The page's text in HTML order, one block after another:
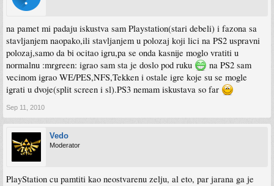
na pamet mi padaju iskustva sam Playstation(stari debeli) i fazona sa
stavljanjem naopako,ili stavljanjem u polozaj koji lici na PS2 uspravni
polozaj,samo da bi ocitao igru,pa se onda kasnije moglo vratiti u
normalnu :mrgreen: igrao sam sta je doslo pod ruku
na PS2 sam
vecinom igrao WE/PES,NFS,Tekken i ostale igre koje su se mogle
igrati u dvoje(split screen i sl).PS3 nemam iskustava so far
Sep 11, 2010
Vedo
Moderator
PlayStation cu pamtiti kao neostvarenu zelju, al eto, par jarana ga je